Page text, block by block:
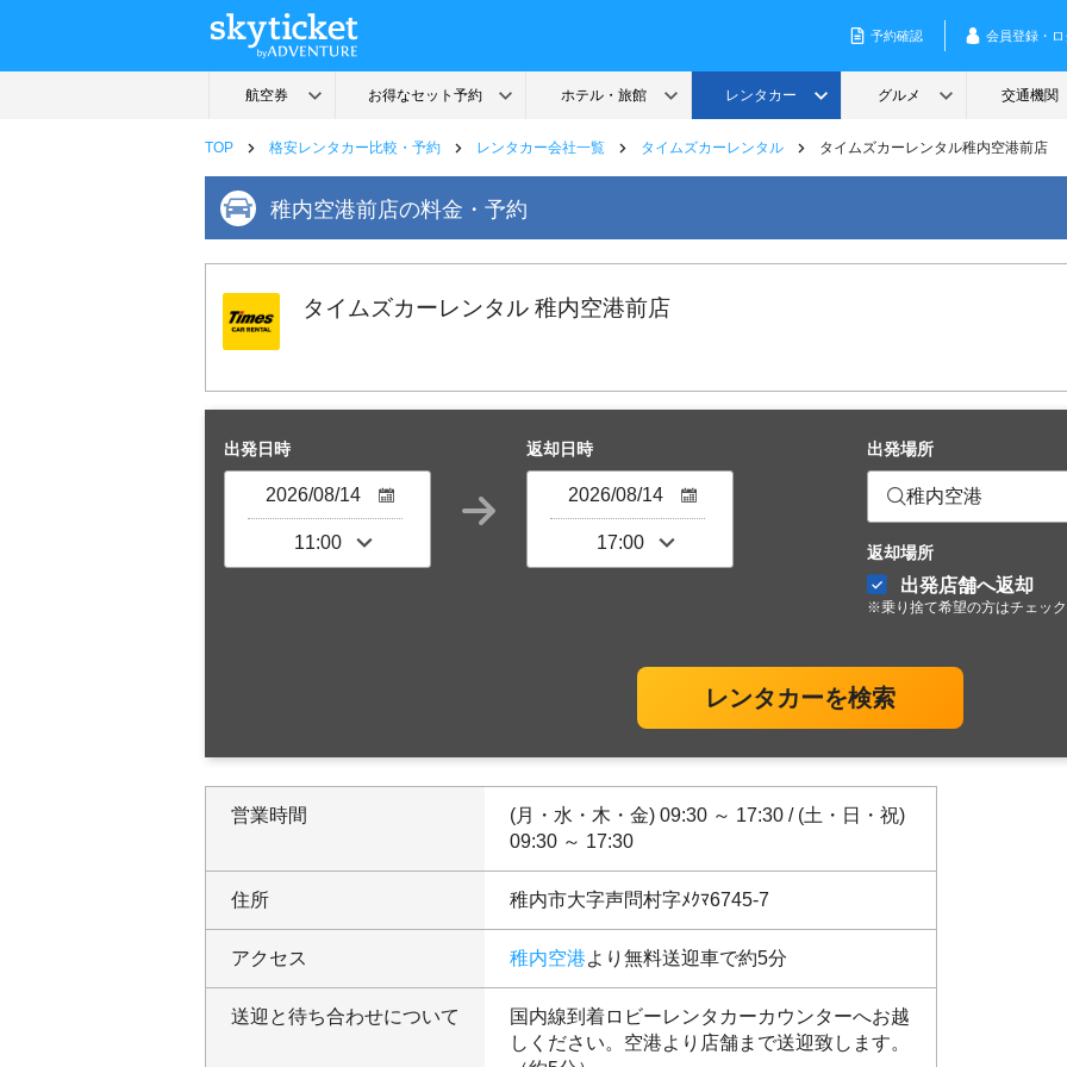
TOP 格安レンタカー比較・予約 レンタカー会社一覧 タイムズカーレンタル タイムズカーレンタル稚内空港前店
稚内空港前店の料金・予約
タイムズカーレンタル 稚内空港前店
出発日時 返却日時 出発場所
稚内空港
返却場所
出発店舗へ返却
※乗り捨て希望の方はチェッ
レンタカーを検索
営業時間
(月・水・木・金) 09:30 ～ 17:30 / (土・日・祝)
09:30 ～ 17:30
住所 稚内市大字声問村字ﾒｸﾏ6745-7
アクセス 稚内空港より無料送迎車で約5分
送迎と待ち合わせについて
国内線到着ロビーレンタカーカウンターへお越
しください。空港より店舗まで送迎致します。